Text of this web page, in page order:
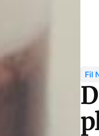
Fil